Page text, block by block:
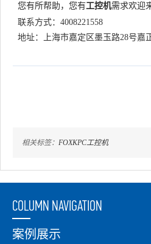
您有所帮助，您有工控机需求欢迎
联系方式：4008221558
地址：上海市嘉定区墨玉路28号嘉
相关标签： FOXKPC 工控机
COLUMN NAVIGATION
案例展示